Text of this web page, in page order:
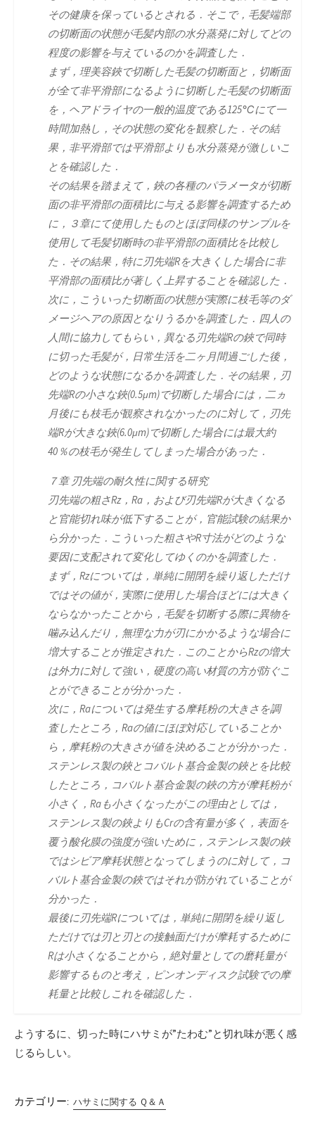
その健康を保っているとされる．そこで，毛髪端部
の切断面の状態が毛髪内部の水分蒸発に対してどの
程度の影響を与えているのかを調査した．
まず，理美容鋏で切断した毛髪の切断面と，切断面
が全て非平滑部になるように切断した毛髪の切断面
を，ヘアドライヤの一般的温度である125℃にて一
時間加熱し，その状態の変化を観察した．その結
果，非平滑部では平滑部よりも水分蒸発が激しいこ
とを確認した．
その結果を踏まえて，鋏の各種のパラメータが切断
面の非平滑部の面積比に与える影響を調査するため
に，３章にて使用したものとほぼ同様のサンプルを
使用して毛髪切断時の非平滑部の面積比を比較し
た．その結果，特に刃先端Rを大きくした場合に非
平滑部の面積比が著しく上昇することを確認した．
次に，こういった切断面の状態が実際に枝毛等のダ
メージヘアの原因となりうるかを調査した．四人の
人間に協力してもらい，異なる刃先端Rの鋏で同時
に切った毛髪が，日常生活を二ヶ月間過ごした後，
どのような状態になるかを調査した．その結果，刃
先端Rの小さな鋏(0.5μm)で切断した場合には，二ヵ
月後にも枝毛が観察されなかったのに対して，刃先
端Rが大きな鋏(6.0μm)で切断した場合には最大約
40％の枝毛が発生してしまった場合があった．
７章 刃先端の耐久性に関する研究
刃先端の粗さRz，Ra，および刃先端Rが大きくなる
と官能切れ味が低下することが，官能試験の結果か
ら分かった．こういった粗さやR寸法がどのような
要因に支配されて変化してゆくのかを調査した．
まず，Rzについては，単純に開閉を繰り返しただけ
ではその値が，実際に使用した場合ほどには大きく
ならなかったことから，毛髪を切断する際に異物を
噛み込んだり，無理な力が刃にかかるような場合に
増大することが推定された．このことからRzの増大
は外力に対して強い，硬度の高い材質の方が防ぐこ
とができることが分かった．
次に，Raについては発生する摩耗粉の大きさを調
査したところ，Raの値にほぼ対応していることか
ら，摩耗粉の大きさが値を決めることが分かった．
ステンレス製の鋏とコバルト基合金製の鋏とを比較
したところ，コバルト基合金製の鋏の方が摩耗粉が
小さく，Raも小さくなったがこの理由としては，
ステンレス製の鋏よりもCrの含有量が多く，表面を
覆う酸化膜の強度が強いために，ステンレス製の鋏
ではシビア摩耗状態となってしまうのに対して，コ
バルト基合金製の鋏ではそれが防がれていることが
分かった．
最後に刃先端Rについては，単純に開閉を繰り返し
ただけでは刃と刃との接触面だけが摩耗するために
Rは小さくなることから，絶対量としての磨耗量が
影響するものと考え，ピンオンディスク試験での摩
耗量と比較しこれを確認した．
ようするに、切った時にハサミが”たわむ”と切れ味が悪く感
じるらしい。
カテゴリー: ハサミに関する Ｑ＆Ａ